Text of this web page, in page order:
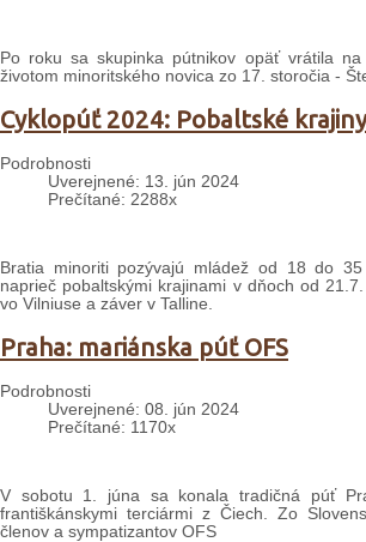
Po roku sa skupinka pútnikov opäť vrátila
životom minoritského novica zo 17. storočia -
Cyklopúť 2024: Pobaltské krajiny
Podrobnosti
Uverejnené: 13. jún 2024
Prečítané: 2288x
Bratia minoriti pozývajú mládež od 18 do
naprieč pobaltskými krajinami v dňoch od
vo Vilniuse a záver v Talline.
Praha: mariánska púť OFS
Podrobnosti
Uverejnené: 08. jún 2024
Prečítané: 1170x
V sobotu 1. júna sa konala tradičná púť
františkánskymi terciármi z Čiech. Zo
členov a sympatizantov OFS